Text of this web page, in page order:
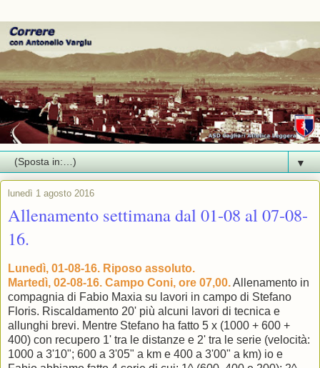
▼
lunedì 1 agosto 2016
Allenamento settimana dal 01-08 al 07-08-
16.
Lunedì, 01-08-16. Riposo assoluto.
Martedì, 02-08-16. Campo Coni, ore 07,00.Allenamento in
compagnia di Fabio Maxia su lavori in campo di Stefano
Floris. Riscaldamento 20' più alcuni lavori di tecnica e
allunghi brevi. Mentre Stefano ha fatto 5 x (1000 + 600 +
400) con recupero 1' tra le distanze e 2' tra le serie (velocità:
1000 a 3'10"; 600 a 3'05" a km e 400 a 3'00" a km) io e